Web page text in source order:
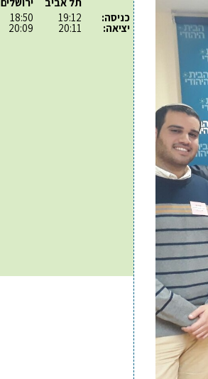
כניסה:
יציאה:
19:12
20:11
18:50
20:09